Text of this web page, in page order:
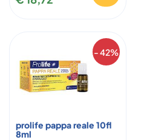
- 42%
prolife pappa reale 10fl
8ml